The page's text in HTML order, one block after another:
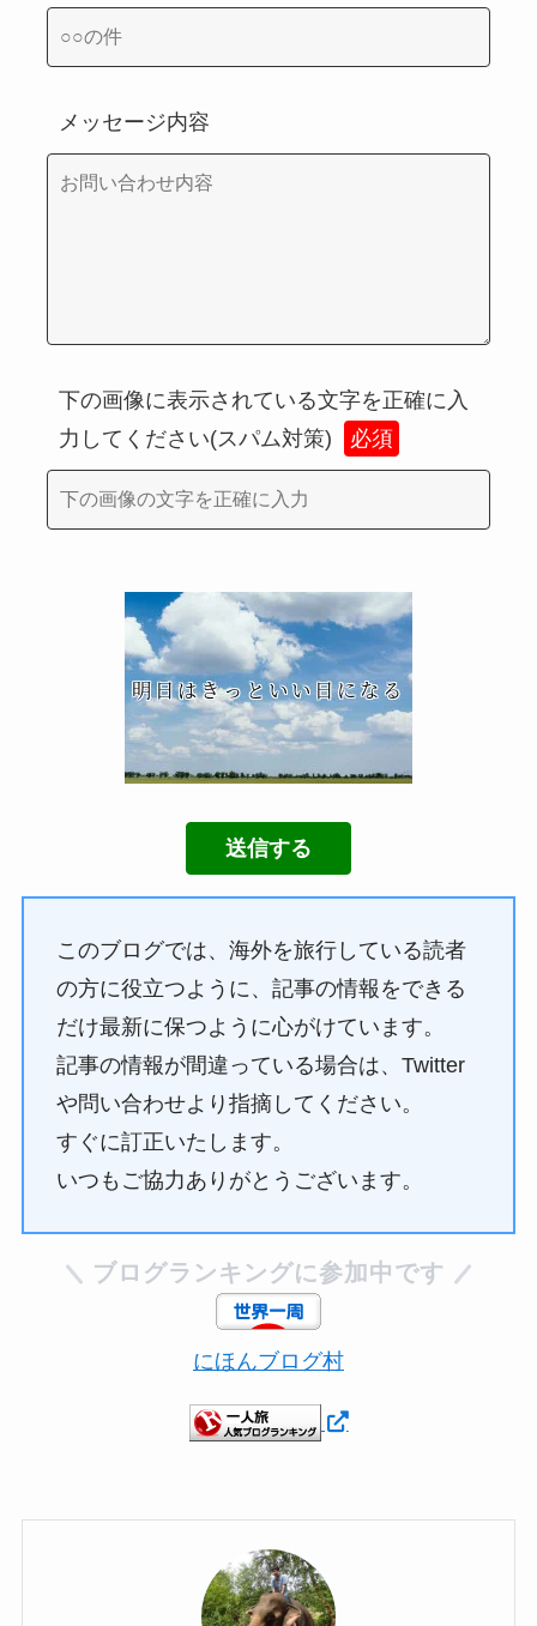
メッセージ内容
下の画像に表示されている文字を正確に入
力してください(スパム対策)
必須
送信する
このブログでは、海外を旅行している読者
の方に役立つように、記事の情報をできる
だけ最新に保つように心がけています。
記事の情報が間違っている場合は、Twitter
や問い合わせより指摘してください。
すぐに訂正いたします。
いつもご協力ありがとうございます。
ブログランキングに参加中です
にほんブログ村